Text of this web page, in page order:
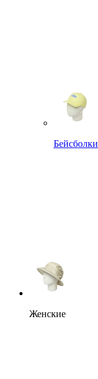
Бейсболки
Женские